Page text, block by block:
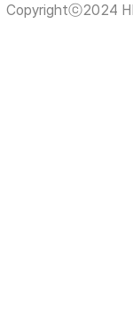
Copyrightⓒ2024